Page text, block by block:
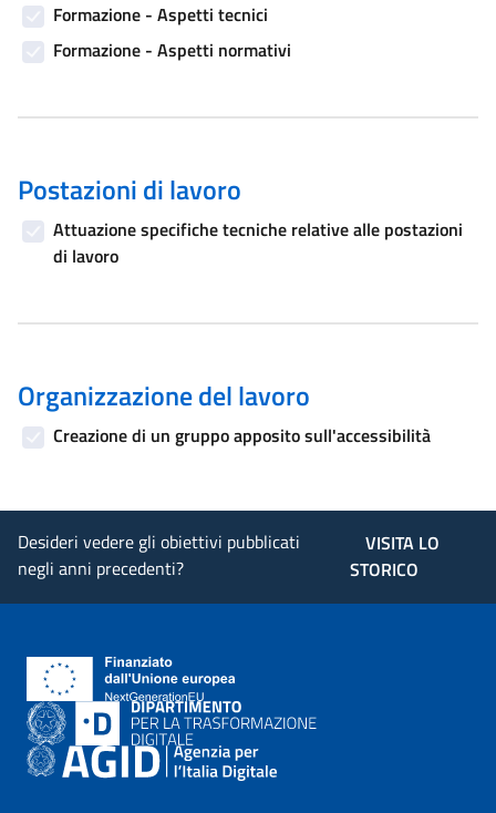
Formazione - Aspetti tecnici
Formazione - Aspetti normativi
Postazioni di lavoro
Attuazione specifiche tecniche relative alle postazioni
di lavoro
Organizzazione del lavoro
Creazione di un gruppo apposito sull'accessibilità
Desideri vedere gli obiettivi pubblicati
negli anni precedenti?
VISITA LO
STORICO